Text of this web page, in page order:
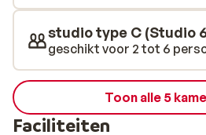
studio type C (Studio
geschikt voor 2 tot 6
Toon alle 5
Faciliteiten